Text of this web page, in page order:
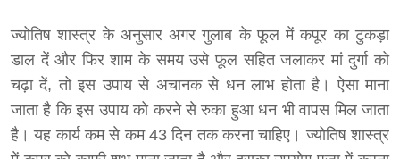
ज्योतिष शास्त्र के अनुसार अगर गुलाब के फूल में कपूर का टुकड़ा
डाल दें और फिर शाम के समय उसे फूल सहित जलाकर मां दुर्गा को
चढ़ा दें, तो इस उपाय से अचानक से धन लाभ होता है। ऐसा माना
जाता है कि इस उपाय को करने से रुका हुआ धन भी वापस मिल जाता
है। यह कार्य कम से कम 43 दिन तक करना चाहिए। ज्योतिष शास्त्र